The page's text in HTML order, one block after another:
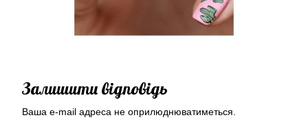
Залишити відповідь
Ваша e-mail адреса не оприлюднюватиметься.